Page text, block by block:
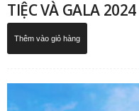
TIỆC VÀ GALA 2024
Thêm vào giỏ hàng